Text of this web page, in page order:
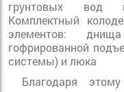
грунтовых вод
Комплектный
элементов:
гофрированной
системы) и люка
Благодаря